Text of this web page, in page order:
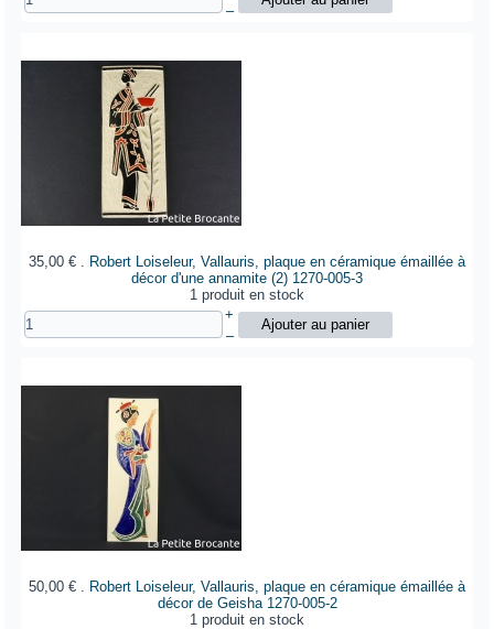
–
35,00 €
Robert Loiseleur, Vallauris, plaque en céramique émaillée à
décor d'une annamite (2) 1270-005-3
1 produit en stock
+
–
50,00 €
Robert Loiseleur, Vallauris, plaque en céramique émaillée à
décor de Geisha 1270-005-2
1 produit en stock